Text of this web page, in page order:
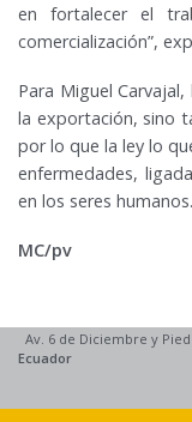
en fortalecer el
comercialización”,
Para Miguel
la exportación, sino
por lo que la ley lo
enfermedades,
en los seres humanos.
MC/pv
Av. 6 de Diciembre y
Ecuador